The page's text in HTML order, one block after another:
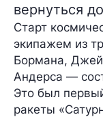
вернуться
Старт
экипажем из
Бормана,
Андерса —
Это был
ракеты